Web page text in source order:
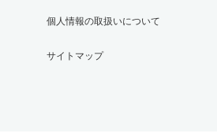
個人情報の取扱いについて
サイトマップ